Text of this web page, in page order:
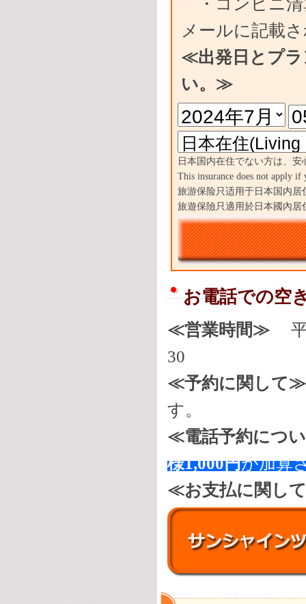
・コンビニ清
メールに記載
≪出発日とプラ
い。≫
日本国内在住でない方は、
This insurance does not apply if
旅游保险只适用于日本国内居
旅遊保險只適用於日本國內居
お電話での空
≪営業時間≫
平
30
≪予約に関して≫
す。
≪電話予約に
様1,000円が加算
≪お支払に関し